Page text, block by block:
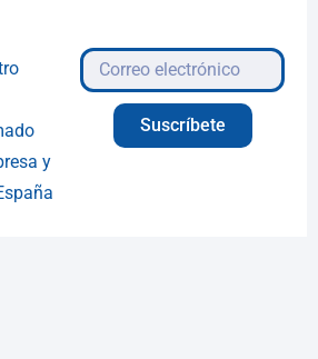
y
Suscríbete